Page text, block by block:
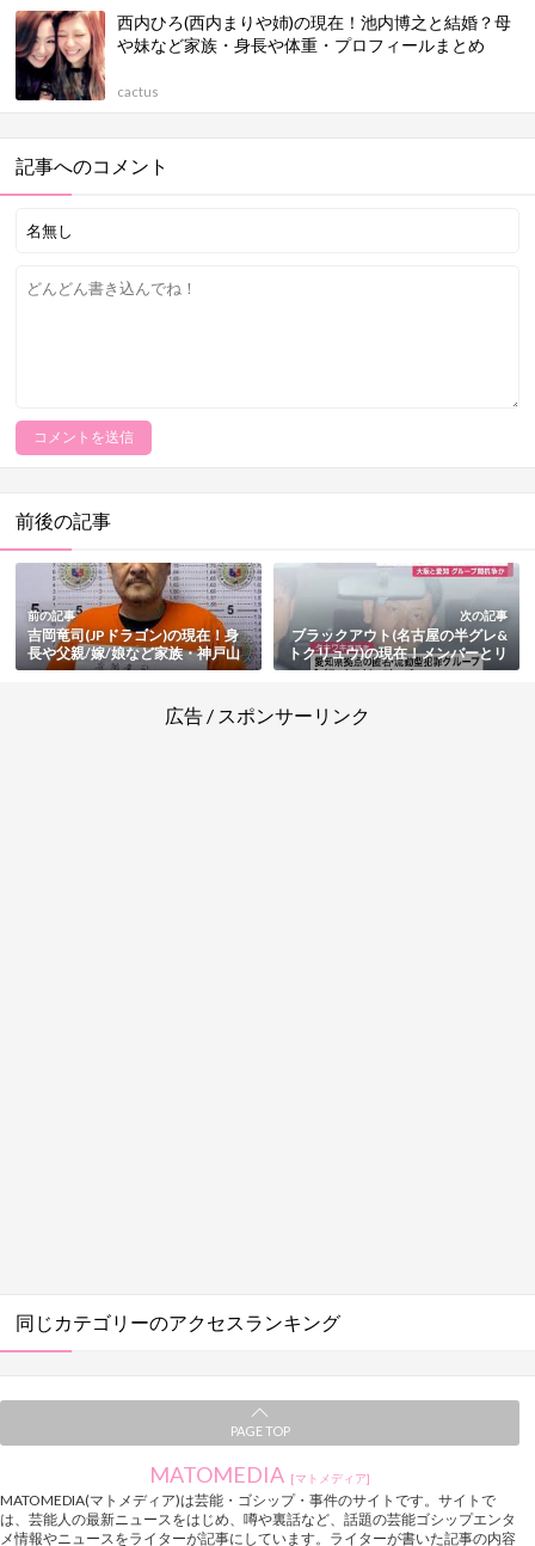
西内ひろ(西内まりや姉)の現在！池内博之と結婚？母
や妹など家族・身長や体重・プロフィールまとめ
cactus
記事へのコメント
前後の記事
前の記事
吉岡竜司(JPドラゴン)の現在！身
長や父親/嫁/娘など家族・神戸山
口組との関係・生い立ちと経歴・
次の記事
ブラックアウト(名古屋の半グレ&
トクリュウ)の現在！メンバーとリ
ーダー・逮捕と事件まとめ
広告 / スポンサーリンク
同じカテゴリーのアクセスランキング
PAGE TOP
MATOMEDIA [マトメディア]
MATOMEDIA(マトメディア)は芸能・ゴシップ・事件のサイトです。サイトで
は、芸能人の最新ニュースをはじめ、噂や裏話など、話題の芸能ゴシップエンタ
メ情報やニュースをライターが記事にしています。ライターが書いた記事の内容